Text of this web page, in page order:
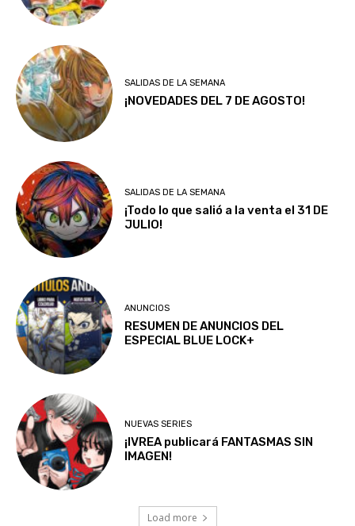
SALIDAS DE LA SEMANA
¡NOVEDADES DEL 7 DE AGOSTO!
SALIDAS DE LA SEMANA
¡Todo lo que salió a la venta el 31 DE
JULIO!
ANUNCIOS
RESUMEN DE ANUNCIOS DEL
ESPECIAL BLUE LOCK+
NUEVAS SERIES
¡IVREA publicará FANTASMAS SIN
IMAGEN!
Load more